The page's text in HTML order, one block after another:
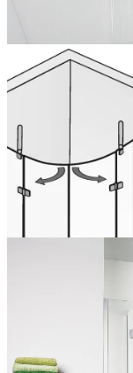
Kwartrond,
4-delig
ab 1.853,00 €